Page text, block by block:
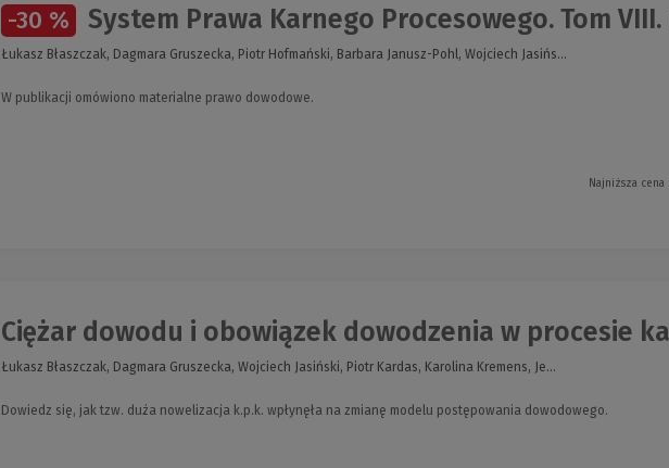
-30 % System Prawa Karnego Procesowego. Tom VIII.
Łukasz Błaszczak, Dagmara Gruszecka, Piotr Hofmański, Barbara Janusz-Pohl, Wojciech Jasińs...
W publikacji omówiono materialne prawo dowodowe.
Najniższa
Ciężar dowodu i obowiązek dowodzenia w procesie
Łukasz Błaszczak, Dagmara Gruszecka, Wojciech Jasiński, Piotr Kardas, Karolina Kremens, Je...
Dowiedz się, jak tzw. duża nowelizacja k.p.k. wpłynęła na zmianę modelu postępowania dowodowego.